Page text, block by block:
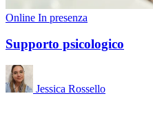
Online In presenza
Supporto psicologico
Jessica Rossello